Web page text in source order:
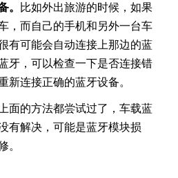
。
比如外出旅游的时候，如果
，而自己的手机和另外一台车
有可能会自动连接上那边的蓝
牙，可以检查一下是否连接错
新连接正确的蓝牙设备。
面的方法都尝试过了，车载蓝
有解决，可能是蓝牙模块损
。